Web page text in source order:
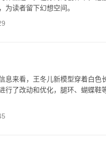
为读者留下幻想空间。
息来看，王冬儿新模型穿着白色
行了改动和优化，腿环、蝴蝶鞋